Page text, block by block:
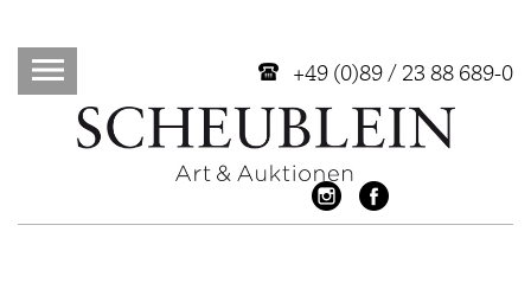
+49 (0)89 / 23 88 689-0